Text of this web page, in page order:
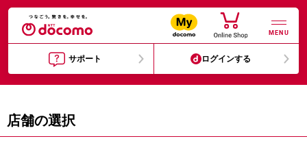
MENU
サポート ログインする
店舗の選択